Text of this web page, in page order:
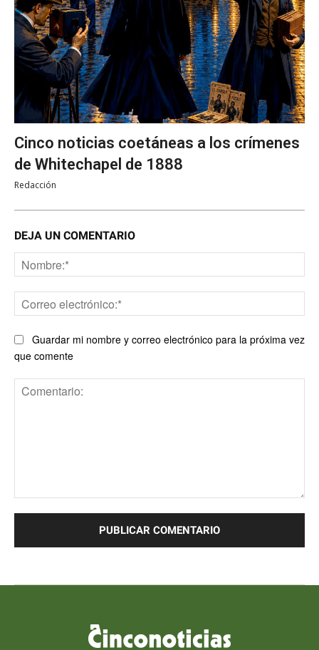
Cinco noticias coetáneas a los crímenes
de Whitechapel de 1888
Redacción
DEJA UN COMENTARIO
Guardar mi nombre y correo electrónico para la próxima vez
que comente